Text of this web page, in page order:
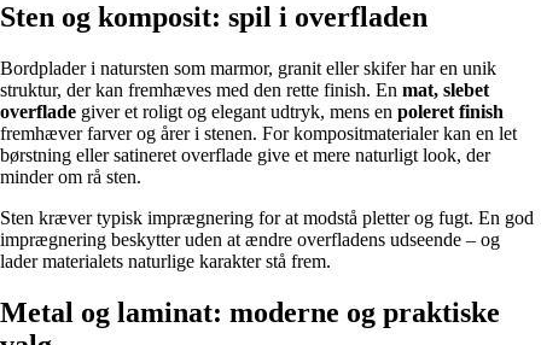
Sten og komposit: spil i overfladen
Bordplader i natursten som marmor, granit eller skifer har en unik
struktur, der kan fremhæves med den rette finish. En mat, slebet
overflade giver et roligt og elegant udtryk, mens en poleret finish
fremhæver farver og årer i stenen. For kompositmaterialer kan en let
børstning eller satineret overflade give et mere naturligt look, der
minder om rå sten.
Sten kræver typisk imprægnering for at modstå pletter og fugt. En god
imprægnering beskytter uden at ændre overfladens udseende – og
lader materialets naturlige karakter stå frem.
Metal og laminat: moderne og praktiske